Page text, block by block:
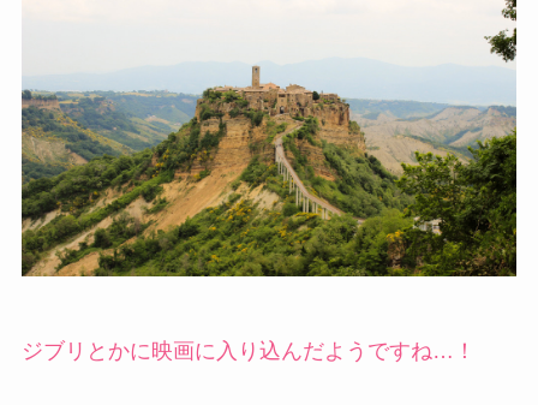
ジブリとかに映画に入り込んだようですね…！